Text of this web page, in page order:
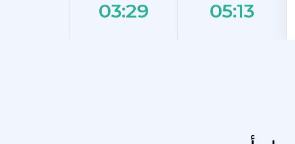
03:29 05:13